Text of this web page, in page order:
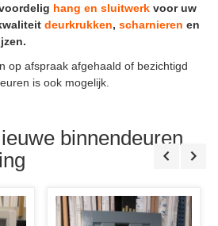
hang en sluitwerk voor uw
deurkrukken, scharnieren en
op afspraak afgehaald of bezichtigd
is ook mogelijk.
binnendeuren